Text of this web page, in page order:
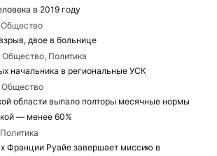
в 2019 году
Общество
двое в больнице
Общество, Политика
начальника в региональные УСК
Общество
области выпало полторы месячные нормы
— менее 60%
Политика
Франции Руайе завершает миссию в